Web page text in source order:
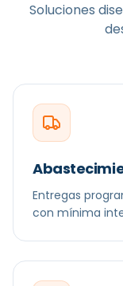
Soluciones
Entregas
con mínima